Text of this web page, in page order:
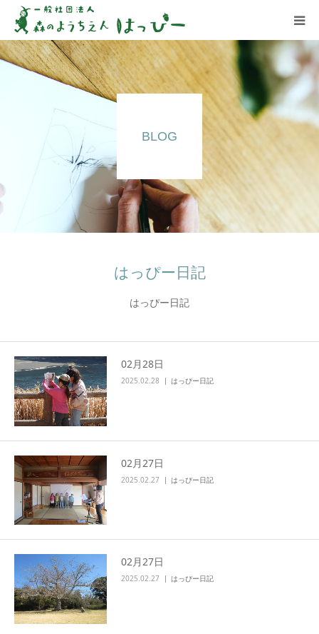
BLOG
はっぴー日記
はっぴー日記
02月28日
2025.02.28 はっぴー日記
02月27日
2025.02.27 はっぴー日記
02月27日
2025.02.27 はっぴー日記
はっぴーについて
はっぴーの保育
お知らせ
ブログ
アクセス